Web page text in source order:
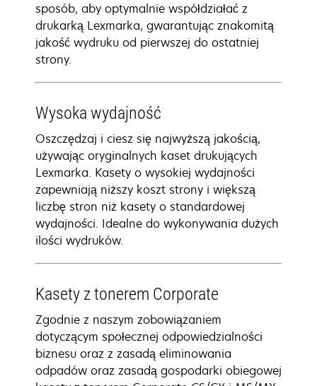
sposób, aby optymalnie współdziałać z
drukarką Lexmarka, gwarantując znakomitą
jakość wydruku od pierwszej do ostatniej
strony.
Wysoka wydajność
Oszczędzaj i ciesz się najwyższą jakością,
używając oryginalnych kaset drukujących
Lexmarka. Kasety o wysokiej wydajności
zapewniają niższy koszt strony i większą
liczbę stron niż kasety o standardowej
wydajności. Idealne do wykonywania dużych
ilości wydruków.
Kasety z tonerem Corporate
Zgodnie z naszym zobowiązaniem
dotyczącym społecznej odpowiedzialności
biznesu oraz z zasadą eliminowania
odpadów oraz zasadą gospodarki obiegowej